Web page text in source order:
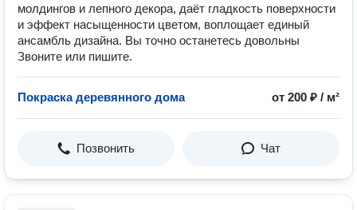
молдингов и лепного декора, даёт гладкость поверхности
и эффект насыщенности цветом, воплощает единый
ансамбль дизайна. Вы точно останетесь довольны
Звоните или пишите.
Покраска деревянного дома от 200 ₽ / м²
Позвонить Чат